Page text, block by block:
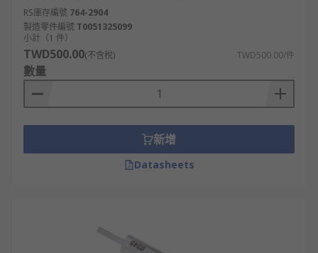
RS庫存編號 764-2904
製造零件編號 T0051325099
小計（1 件）
TWD500.00(不含稅) TWD500.00/件
數量
新增
Datasheets